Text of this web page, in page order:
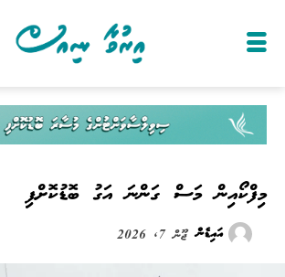
މިފްކޯއިން މަސް ގަންނަ އަގު ބޮޑުކޮށްފި
އައިޑެން ޖޫން 7, 2026